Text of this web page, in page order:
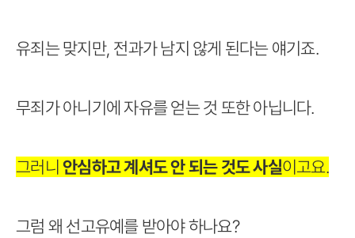
유죄는 맞지만, 전과가 남지 않게 된다는 얘기죠.
무죄가 아니기에 자유를 얻는 것 또한 아닙니다.
그러니안심하고 계셔도 안 되는 것도 사실이고요.
그럼 왜 선고유예를 받아야 하나요?